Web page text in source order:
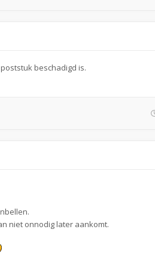
beschadigd is.
niet onnodig later aankomt.